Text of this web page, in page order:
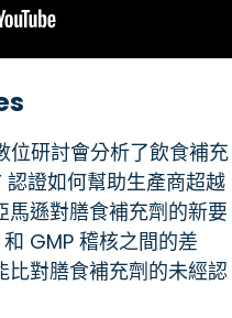
位研討會分析了飲食補充
認證如何幫助生產商超越
遜對膳食補充劑的新要
和 GMP 稽核之間的差
比對膳食補充劑的未經認